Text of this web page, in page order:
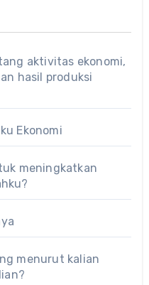
aktivitas ekonomi,
hasil produksi
Ekonomi
meningkatkan
menurut kalian